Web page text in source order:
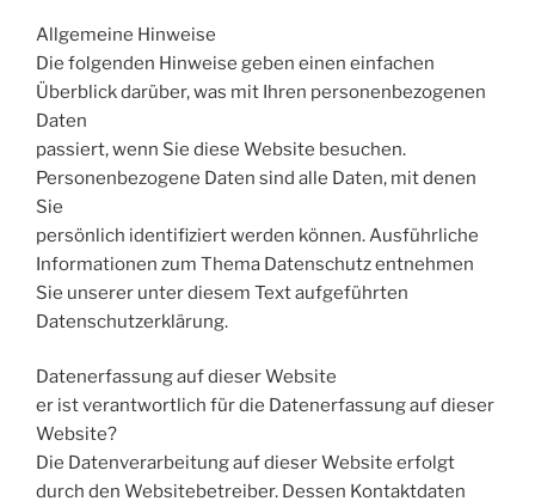
Allgemeine Hinweise
Die folgenden Hinweise geben einen einfachen
Überblick darüber, was mit Ihren personenbezogenen
Daten
passiert, wenn Sie diese Website besuchen.
Personenbezogene Daten sind alle Daten, mit denen
Sie
persönlich identifiziert werden können. Ausführliche
Informationen zum Thema Datenschutz entnehmen
Sie unserer unter diesem Text aufgeführten
Datenschutzerklärung.
Datenerfassung auf dieser Website
er ist verantwortlich für die Datenerfassung auf dieser
Website?
Die Datenverarbeitung auf dieser Website erfolgt
durch den Websitebetreiber. Dessen Kontaktdaten